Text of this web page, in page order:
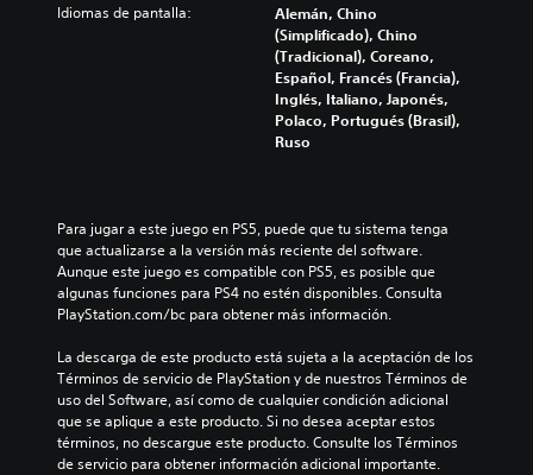
Idiomas de pantalla:
Alemán, Chino
(Simplificado), Chino
(Tradicional), Coreano,
Español, Francés (Francia),
Inglés, Italiano, Japonés,
Polaco, Portugués (Brasil),
Ruso
Para jugar a este juego en PS5, puede que tu sistema tenga
que actualizarse a la versión más reciente del software.
Aunque este juego es compatible con PS5, es posible que
algunas funciones para PS4 no estén disponibles. Consulta
PlayStation.com/bc para obtener más información.
La descarga de este producto está sujeta a la aceptación de los
Términos de servicio de PlayStation y de nuestros Términos de
uso del Software, así como de cualquier condición adicional
que se aplique a este producto. Si no desea aceptar estos
términos, no descargue este producto. Consulte los Términos
de servicio para obtener información adicional importante.